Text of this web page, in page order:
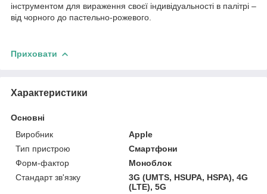
інструментом для вираження своєї індивідуальності в палітрі –
від чорного до пастельно-рожевого.
Приховати
Характеристики
Основні
Виробник
Apple
Тип пристрою
Смартфони
Форм-фактор
Моноблок
Стандарт зв'язку
3G (UMTS, HSUPA, HSPA), 4G
(LTE), 5G